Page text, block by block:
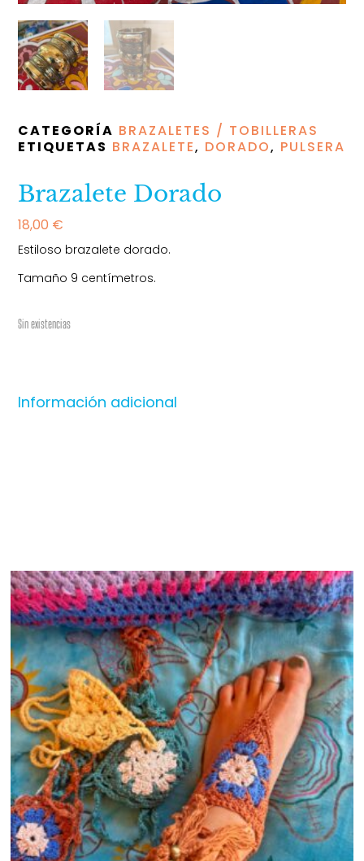
CATEGORÍA BRAZALETES / TOBILLERAS
ETIQUETAS BRAZALETE, DORADO, PULSERA
Brazalete Dorado
18,00 €
Estiloso brazalete dorado.
Tamaño 9 centímetros.
Sin existencias
Información adicional